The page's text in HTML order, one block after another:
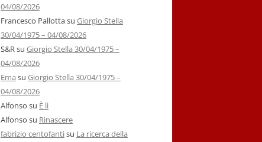
04/08/2026
Francesco Pallottasu Giorgio Stella
30/04/1975 – 04/08/2026
S&Rsu Giorgio Stella 30/04/1975 –
04/08/2026
Ema su Giorgio Stella 30/04/1975 –
04/08/2026
Alfonso su È lì
Alfonso su Rinascere
fabrizio centofantisu La ricerca della